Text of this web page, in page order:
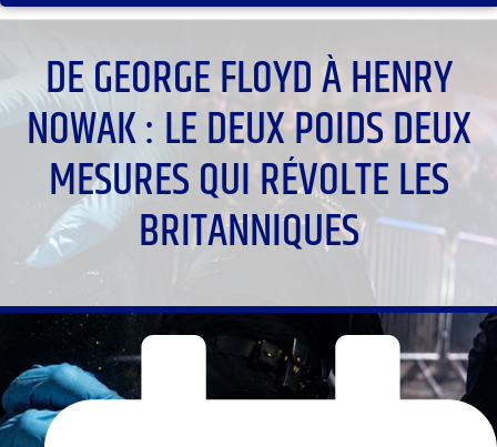
DE GEORGE FLOYD À HENRY
NOWAK : LE DEUX POIDS DEUX
MESURES QUI RÉVOLTE LES
BRITANNIQUES